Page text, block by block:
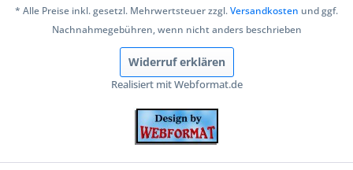
* Alle Preise inkl. gesetzl. Mehrwertsteuer zzgl.Versandkosten und ggf.
Nachnahmegebühren, wenn nicht anders beschrieben
Widerruf erklären
Realisiert mit Webformat.de